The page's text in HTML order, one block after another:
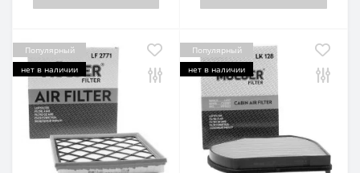
Популярный
нет в наличии
Популярный
нет в наличии